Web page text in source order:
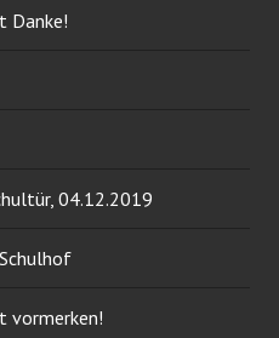
Danke!
04.12.2019
vormerken!